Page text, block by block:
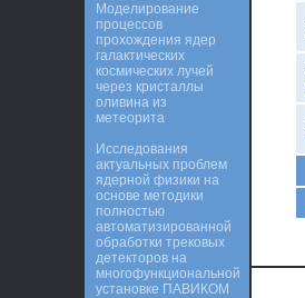
Моделирование
процессов
прохождения ядер
галактических
космических лучей
через кристаллы
оливина из
метеорита
Исследования
актуальных проблем
ядерной физики на
основе методики
полностью
автоматизированной
обработки трековых
детекторов на
многофункциональной
установке ПАВИКОМ